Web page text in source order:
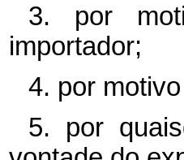
3. por
importador;
4. por
5. por